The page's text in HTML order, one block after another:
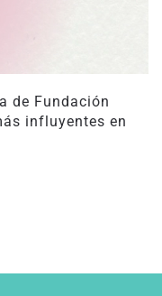
de Fundación
influyentes en